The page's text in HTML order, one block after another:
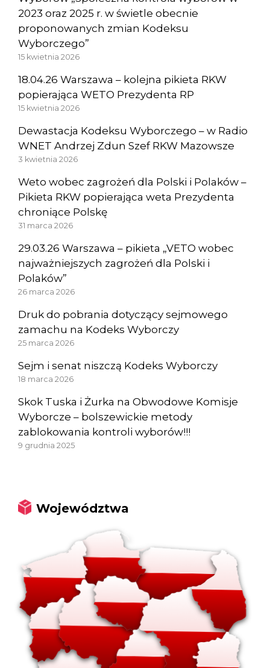
2023 oraz 2025 r. w świetle obecnie
proponowanych zmian Kodeksu
Wyborczego”
15 kwietnia 2026
18.04.26 Warszawa – kolejna pikieta RKW
popierająca WETO Prezydenta RP
15 kwietnia 2026
Dewastacja Kodeksu Wyborczego – w Radio
WNET Andrzej Zdun Szef RKW Mazowsze
3 kwietnia 2026
Weto wobec zagrożeń dla Polski i Polaków –
Pikieta RKW popierająca weta Prezydenta
chroniące Polskę
31 marca 2026
29.03.26 Warszawa – pikieta „VETO wobec
najważniejszych zagrożeń dla Polski i
Polaków”
26 marca 2026
Druk do pobrania dotyczący sejmowego
zamachu na Kodeks Wyborczy
25 marca 2026
Sejm i senat niszczą Kodeks Wyborczy
18 marca 2026
Skok Tuska i Żurka na Obwodowe Komisje
Wyborcze – bolszewickie metody
zablokowania kontroli wyborów!!!
9 grudnia 2025
Województwa